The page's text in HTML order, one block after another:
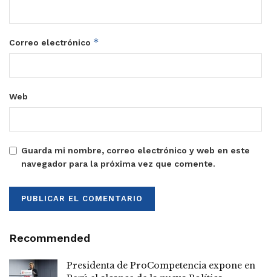
Correo electrónico *
Web
Guarda mi nombre, correo electrónico y web en este
navegador para la próxima vez que comente.
Recommended
Presidenta de ProCompetencia expone en